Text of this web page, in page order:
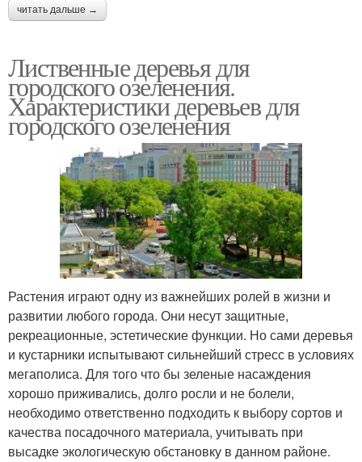
читать дальше →
Лиственные деревья для
городского озеленения.
Характеристики деревьев для
городского озеленения
Растения играют одну из важнейших ролей в жизни и
развитии любого города. Они несут защитные,
рекреационные, эстетические функции. Но сами деревья
и кустарники испытывают сильнейший стресс в условиях
мегаполиса. Для того что бы зеленые насаждения
хорошо приживались, долго росли и не болели,
необходимо ответственно подходить к выбору сортов и
качества посадочного материала, учитывать при
высадке экологическую обстановку в данном районе.